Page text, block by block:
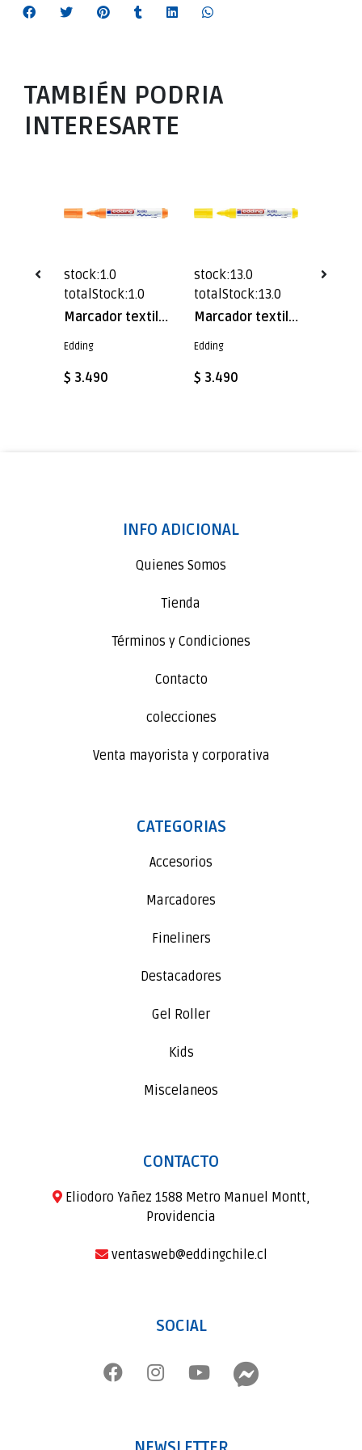
TAMBIÉN PODRIA
INTERESARTE
stock:1.0
totalStock:1.0
Marcador textil Edding E-4500 Naranja Fluor
Edding
$ 3.490
stock:13.0
totalStock:13.0
Marcador textil Edding E-4500 Amarillo
Edding
$ 3.490
INFO ADICIONAL
Quienes Somos
Tienda
Términos y Condiciones
Contacto
colecciones
Venta mayorista y corporativa
CATEGORIAS
Accesorios
Marcadores
Fineliners
Destacadores
Gel Roller
Kids
Miscelaneos
CONTACTO
Eliodoro Yañez 1588 Metro Manuel Montt,
Providencia
ventasweb@eddingchile.cl
SOCIAL